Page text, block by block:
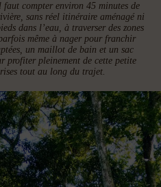
compter environ 45 minutes de
sans réel itinéraire aménagé ni
dans l’eau, à traverser des zones
même à nager pour franchir
un maillot de bain et un sac
profiter pleinement de cette petite
tout au long du trajet.